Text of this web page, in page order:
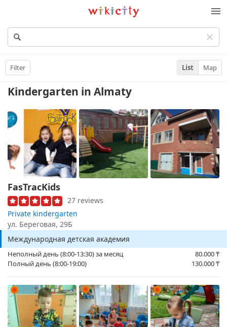
Wikicity
Filter List Map
Kindergarten in Almaty
FasTracKids
27 reviews
Private kindergarten
ул. Береговая, 29Б
Международная детская академия
Неполный день (8:00-13:30) за месяц 80.000₸
Полный день (8:00-19:00)
130.000₸